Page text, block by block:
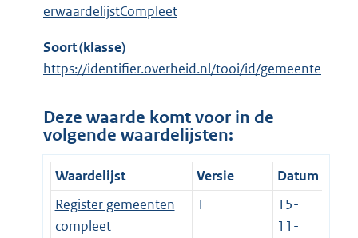
erwaardelijstCompleet
Soort (klasse)
https://identifier.overheid.nl/tooi/id/gemeente
Deze waarde komt voor in de
volgende waardelijsten:
Waardelijst Versie
Datum
Register gemeenten
compleet
1
15-
11-